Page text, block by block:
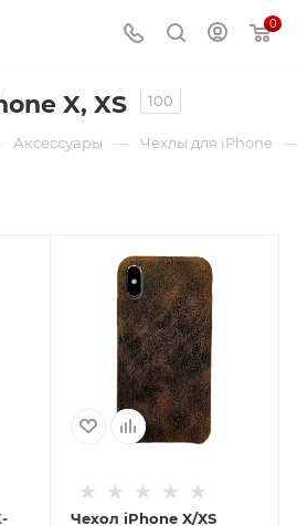
0
X, XS 100
Аксессуары — Чехлы для iPhone
Чехол iPhone X/XS